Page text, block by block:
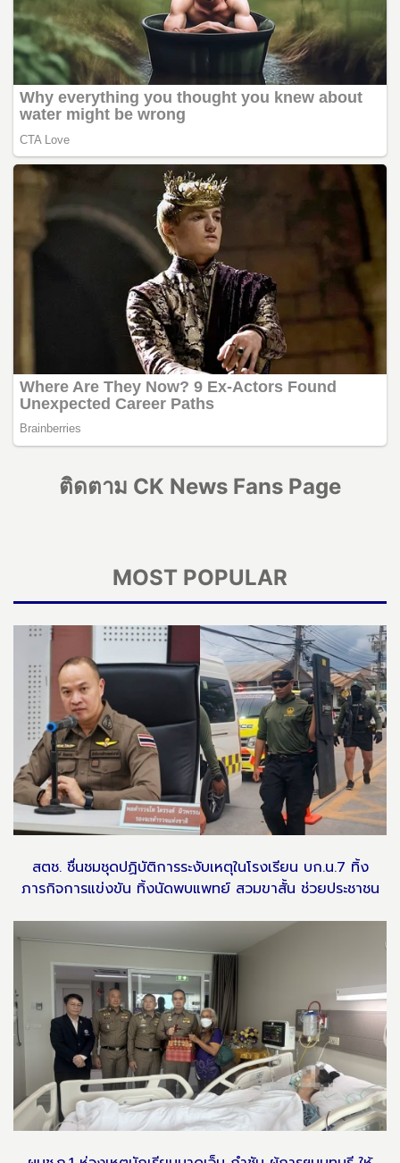
ติดตาม CK News Fans Page
MOST POPULAR
สตช. ชื่นชมชุดปฏิบัติการระงับเหตุในโรงเรียน บก.น.7 ทิ้ง
ภารกิจการแข่งขัน ทิ้งนัดพบแพทย์ สวมขาสั้น ช่วยประชาชน